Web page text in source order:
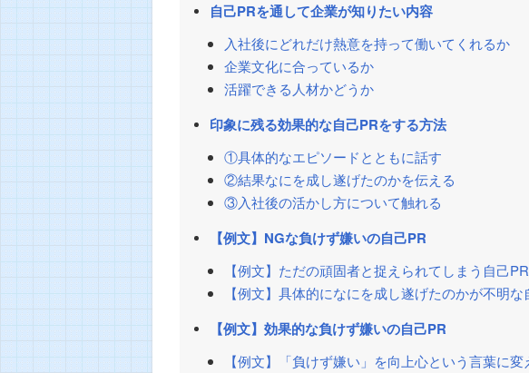
自己PRを通して企業が知りたい内容
入社後にどれだけ熱意を持って働いてくれるか
企業文化に合っているか
活躍できる人材かどうか
印象に残る効果的な自己PRをする方法
①具体的なエピソードとともに話す
②結果なにを成し遂げたのかを伝える
③入社後の活かし方について触れる
【例文】NGな負けず嫌いの自己PR
【例文】ただの頑固者と捉えられてしまう自己PR
【例文】具体的になにを成し遂げたのかが不明な
【例文】効果的な負けず嫌いの自己PR
【例文】「負けず嫌い」を向上心という言葉に